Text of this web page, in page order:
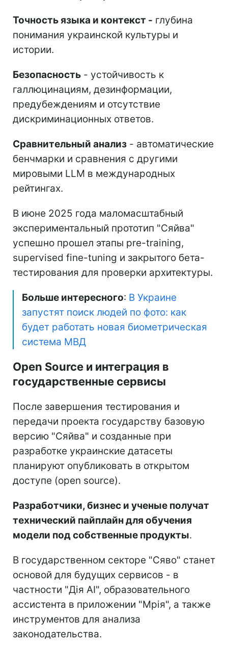
Точность языка и контекст - глубина
понимания украинской культуры и
истории.
Безопасность - устойчивость к
галлюцинациям, дезинформации,
предубеждениям и отсутствие
дискриминационных ответов.
Сравнительный анализ - автоматические
бенчмарки и сравнения с другими
мировыми LLM в международных
рейтингах.
В июне 2025 года маломасштабный
экспериментальный прототип "Сяйва"
успешно прошел этапы pre-training,
supervised fine-tuning и закрытого бета-
тестирования для проверки архитектуры.
Больше интересного: В Украине
запустят поиск людей по фото: как
будет работать новая биометрическая
система МВД
Open Source и интеграция в
государственные сервисы
После завершения тестирования и
передачи проекта государству базовую
версию "Сяйва" и созданные при
разработке украинские датасеты
планируют опубликовать в открытом
доступе (open source).
Разработчики, бизнес и ученые получат
технический пайплайн для обучения
модели под собственные продукты.
В государственном секторе "Сяво" станет
основой для будущих сервисов - в
частности "Дія AI", образовательного
ассистента в приложении "Мрія", а также
инструментов для анализа
законодательства.